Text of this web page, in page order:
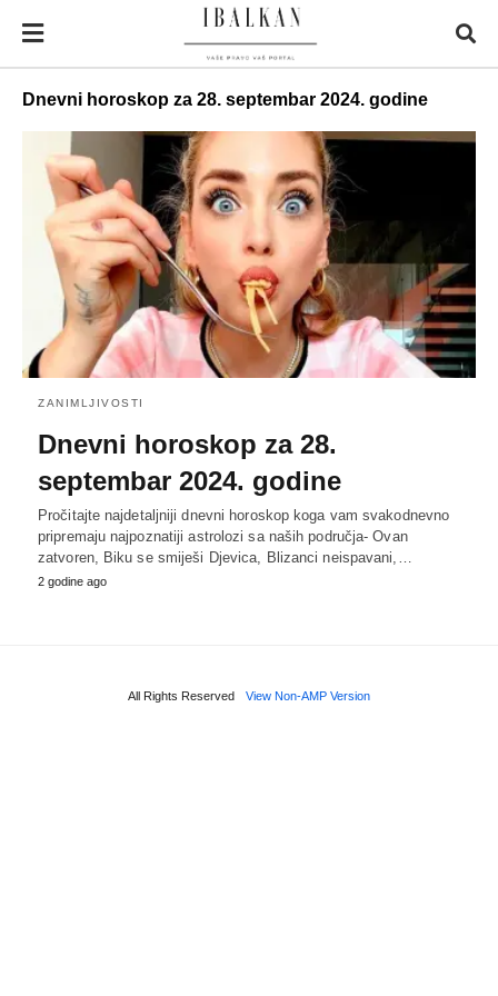
Dnevni horoskop za 28. septembar 2024. godine
ZANIMLJIVOSTI
Dnevni horoskop za 28.
septembar 2024. godine
Pročitajte najdetaljniji dnevni horoskop koga vam svakodnevno
pripremaju najpoznatiji astrolozi sa naših područja- Ovan
zatvoren, Biku se smiješi Djevica, Blizanci neispavani,…
2 godine ago
All Rights Reserved View Non-AMP Version